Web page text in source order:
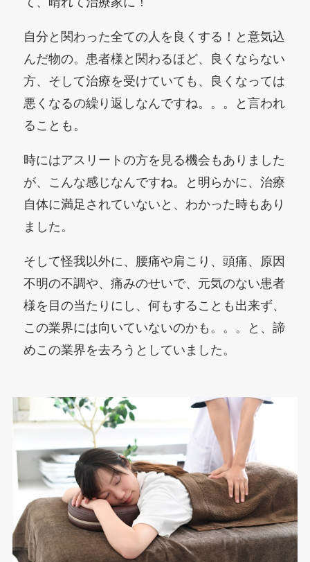
自分と関わった全ての人を良くする！と意気込
んだ物の。患者様と関わるほど、良くならない
方、そして治療を受けていても、良くなっては
悪くなるの繰り返しなんですね。。。と言われ
ることも。
時にはアスリートの方を見る機会もありました
が、こんな感じなんですね。と明らかに、治療
自体に満足されていないと、わかった時もあり
ました。
そして怪我以外に、腰痛や肩こり、頭痛、原因
不明の不調や、痛みのせいで、元気のない患者
様を目の当たりにし、何もすることも出来ず、
この業界には向いていないのかも。。。と、諦
めこの業界を去ろうとしていました。